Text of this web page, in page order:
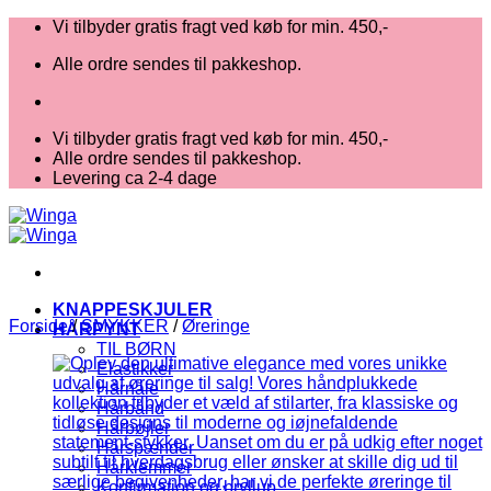
Fortsæt
indhold
Vi tilbyder gratis fragt ved køb for min. 450,-
Alle ordre sendes til pakkeshop.
Vi tilbyder gratis fragt ved køb for min. 450,-
Alle ordre sendes til pakkeshop.
Levering ca 2-4 dage
KNAPPESKJULER
HÅRPYNT
TIL BØRN
Elastikker
Hårnåle
Hårbånd
Hårbøjler
Hårspænder
Hårklemmer
Konfirmation og bryllup
Forside / SMYKKER / Øreringe